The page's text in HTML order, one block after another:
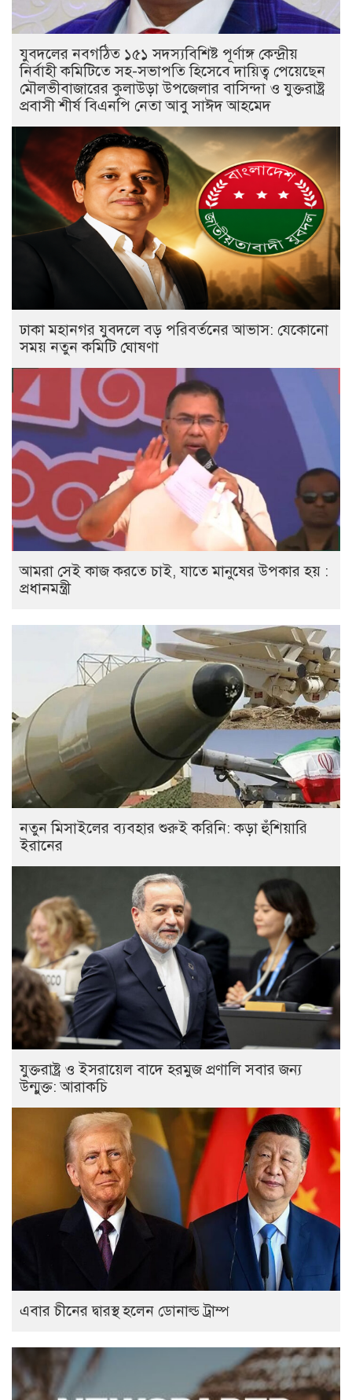
যুবদলের নবগঠিত ১৫১ সদস্যবিশিষ্ট পূর্ণাঙ্গ কেন্দ্রীয়
নির্বাহী কমিটিতে সহ-সভাপতি হিসেবে দায়িত্ব পেয়েছেন
মৌলভীবাজারের কুলাউড়া উপজেলার বাসিন্দা ও যুক্তরাষ্ট্র
প্রবাসী শীর্ষ বিএনপি নেতা আবু সাঈদ আহমেদ
ঢাকা মহানগর যুবদলে বড় পরিবর্তনের আভাস: যেকোনো
সময় নতুন কমিটি ঘোষণা
আমরা সেই কাজ করতে চাই, যাতে মানুষের উপকার হয় :
প্রধানমন্ত্রী
নতুন মিসাইলের ব্যবহার শুরুই করিনি: কড়া হুঁশিয়ারি
ইরানের
যুক্তরাষ্ট্র ও ইসরায়েল বাদে হরমুজ প্রণালি সবার জন্য
উন্মুক্ত: আরাকচি
এবার চীনের দ্বারস্থ হলেন ডোনাল্ড ট্রাম্প